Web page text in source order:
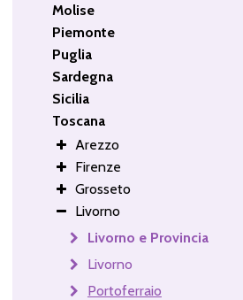
Molise
Piemonte
Puglia
Sardegna
Sicilia
Toscana
Arezzo
Firenze
Grosseto
Livorno
Livorno e Provincia
Livorno
Portoferraio